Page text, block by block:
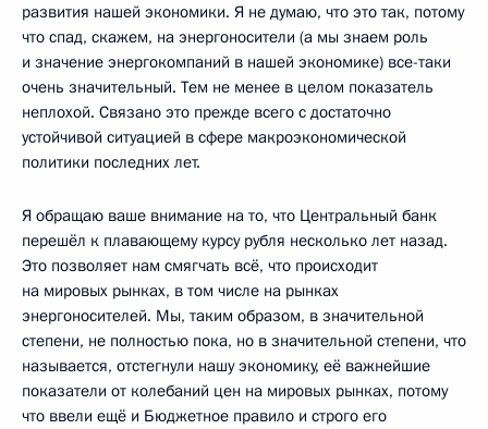
развития нашей экономики. Я не думаю, что это так, потому
что спад, скажем, на энергоносители (а мы знаем роль
и значение энергокомпаний в нашей экономике) все-таки
очень значительный. Тем не менее в целом показатель
неплохой. Связано это прежде всего с достаточно
устойчивой ситуацией в сфере макроэкономической
политики последних лет.
Я обращаю ваше внимание на то, что Центральный банк
перешёл к плавающему курсу рубля несколько лет назад.
Это позволяет нам смягчать всё, что происходит
на мировых рынках, в том числе на рынках
энергоносителей. Мы, таким образом, в значительной
степени, не полностью пока, но в значительной степени, что
называется, отстегнули нашу экономику, её важнейшие
показатели от колебаний цен на мировых рынках, потому
что ввели ещё и Бюджетное правило и строго его